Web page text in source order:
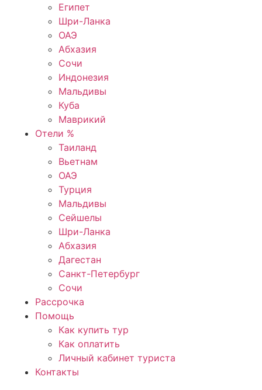
Египет
Шри-Ланка
ОАЭ
Абхазия
Сочи
Индонезия
Мальдивы
Куба
Маврикий
Отели %
Таиланд
Вьетнам
ОАЭ
Турция
Мальдивы
Сейшелы
Шри-Ланка
Абхазия
Дагестан
Санкт-Петербург
Сочи
Рассрочка
Помощь
Как купить тур
Как оплатить
Личный кабинет туриста
Контакты